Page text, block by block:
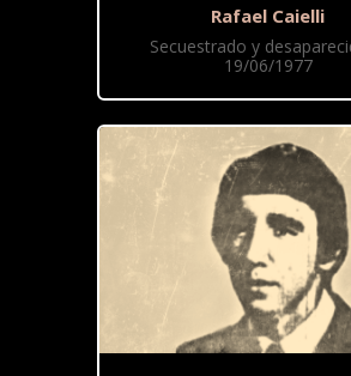
Rafael Caielli
Secuestrado y
19/06/1977